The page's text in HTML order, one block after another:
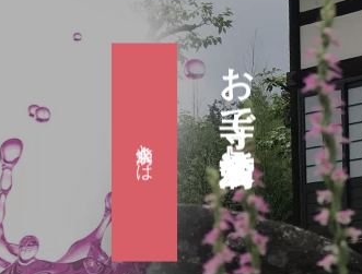
お寺で婚活『滴水会』
滴水会とは